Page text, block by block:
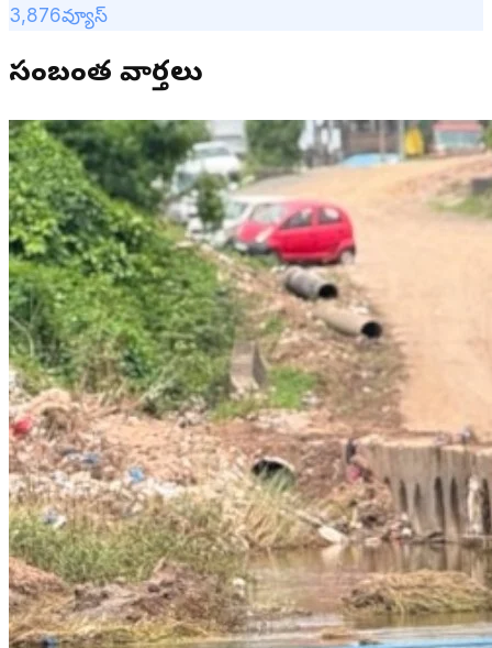
3,876వ్యూస్
సంబంధిత వార్తలు